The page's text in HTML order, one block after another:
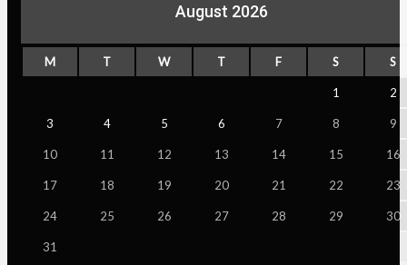
August 2026
M T W T F S S
1 2
3 4 5 6 7 8 9
10 11 12 13 14 15 16
17 18 19 20 21 22 23
24 25 26 27 28 29 30
31